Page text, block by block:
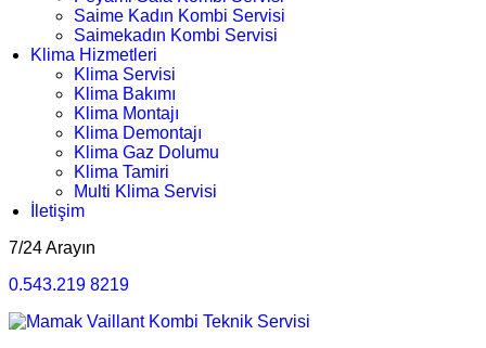
Saime Kadın Kombi Servisi
Saimekadın Kombi Servisi
Klima Hizmetleri
Klima Servisi
Klima Bakımı
Klima Montajı
Klima Demontajı
Klima Gaz Dolumu
Klima Tamiri
Multi Klima Servisi
İletişim
7/24 Arayın
0.543.219 8219